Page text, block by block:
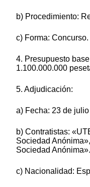
b) Procedimiento:
c) Forma: Concurso.
4. Presupuesto
1.100.000.000
5. Adjudicación:
a) Fecha: 23 de
b) Contratistas:
Sociedad
Sociedad Anónima».
c) Nacionalidad: